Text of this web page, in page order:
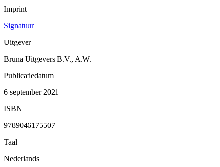
Imprint
Signatuur
Uitgever
Bruna Uitgevers B.V., A.W.
Publicatiedatum
6 september 2021
ISBN
9789046175507
Taal
Nederlands